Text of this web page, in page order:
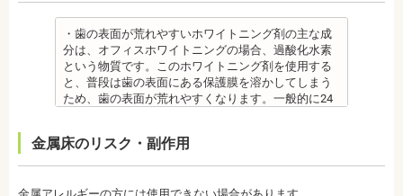
した歯をとどめておく保定が必要です。歯の位置が
安定するまでの保定期間には個人差があるので、治
療後も歯科医師の指示を守ってください。
監修医情報 医療法人社団日坂会 理事長 日坂充宏
先生
【プロフィール】
日本大学歯学部卒業
歯学博士（口腔外科学）
省 フッ化物の急性中毒量 e-ヘルスネット）
また、フッ素を塗った場合でも、ブラッシング不足
や磨き残しがあれば虫歯はできてしまいます。フッ
素は虫歯ができにくくなるだけで、通常の歯ブラ
シ、歯間掃除などは必要です。
備考 フッ素を塗布して、歯をコーティングし虫歯に
することが可能です。特に、塗布する時期に制限が
・歯の表面が荒れやすいホワイトニング剤の主な成
分は、オフィスホワイトニングの場合、過酸化水素
という物質です。このホワイトニング剤を使用する
と、普段は歯の表面にある保護膜を溶かしてしまう
ため、歯の表面が荒れやすくなります。一般的に24
・ホワイトニング剤の影響で知覚過敏がおこるケー
スがあります。薬剤が歯の神経に強い刺激を与えて
金属床のリスク・副作用